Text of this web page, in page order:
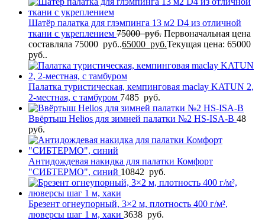
Шатёр палатка для глэмпинга 13 м2 D4 из отличной
ткани с укреплением 75000руб. Первоначальная цена
составляла 75000 руб..65000 руб.Текущая цена: 65000
руб..
Палатка туристическая, кемпинговая maclay KATUN 2,
2-местная, с тамбуром 7485 руб.
Ввёртыш Helios для зимней палатки №2 HS-ISA-B 48
руб.
Антидождевая накидка для палатки Комфорт
"СИБТЕРМО", синий 10842 руб.
Брезент огнеупорный, 3×2 м, плотность 400 г/м²,
люверсы шаг 1 м, хаки 3638 руб.